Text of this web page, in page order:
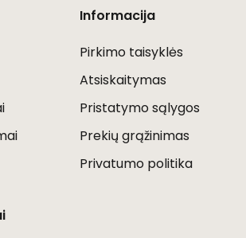
Informacija
Pirkimo taisyklės
Atsiskaitymas
Pristatymo sąlygos
Prekių grąžinimas
Privatumo politika